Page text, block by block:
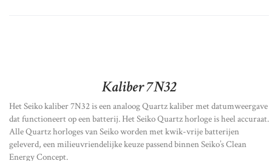
Kaliber 7N32
Het Seiko kaliber 7N32 is een analoog Quartz kaliber met datumweergave
dat functioneert op een batterij. Het Seiko Quartz horloge is heel accuraat.
Alle Quartz horloges van Seiko worden met kwik-vrije batterijen
geleverd, een milieuvriendelijke keuze passend binnen Seiko’s Clean
Energy Concept.